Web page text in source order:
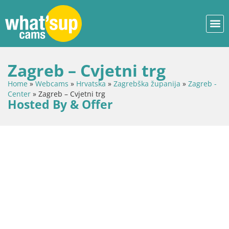
Zagreb – Cvjetni trg
Home»Webcams » Hrvatska » Zagrebška županija » Zagreb -
Center » Zagreb – Cvjetni trg
Hosted By & Offer